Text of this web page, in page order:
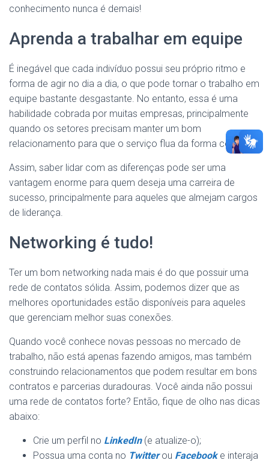
conhecimento nunca é demais!
Aprenda a trabalhar em equipe
É inegável que cada indivíduo possui seu próprio ritmo e
forma de agir no dia a dia, o que pode tornar o trabalho em
equipe bastante desgastante. No entanto, essa é uma
habilidade cobrada por muitas empresas, principalmente
quando os setores precisam manter um bom
relacionamento para que o serviço flua da forma correta.
Assim, saber lidar com as diferenças pode ser uma
vantagem enorme para quem deseja uma carreira de
sucesso, principalmente para aqueles que almejam cargos
de liderança.
Networking é tudo!
Ter um bom networking nada mais é do que possuir uma
rede de contatos sólida. Assim, podemos dizer que as
melhores oportunidades estão disponíveis para aqueles
que gerenciam melhor suas conexões.
Quando você conhece novas pessoas no mercado de
trabalho, não está apenas fazendo amigos, mas também
construindo relacionamentos que podem resultar em bons
contratos e parcerias duradouras. Você ainda não possui
uma rede de contatos forte? Então, fique de olho nas dicas
abaixo:
Crie um perfil no LinkedIn(e atualize-o);
Possua uma conta no Twitterou Facebooke interaja